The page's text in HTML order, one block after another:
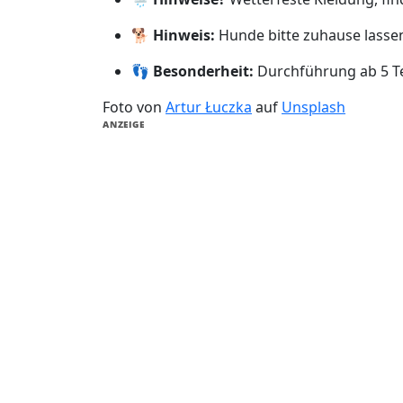
🐕 Hinweis: Hunde bitte zuhause
👣 Besonderheit: Durchführung ab 5
Foto von Artur Łuczka auf Unsplash
ANZEIGE